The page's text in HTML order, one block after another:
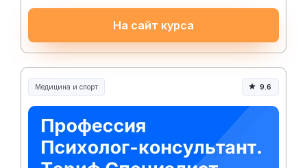
На сайт курса
Медицина и спорт
Медицина, спорт и здоровье
9.6